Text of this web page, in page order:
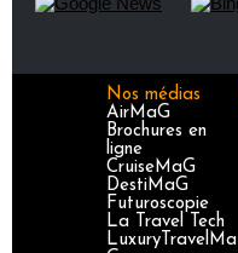
Nos médias
AirMaG
Brochures en
ligne
CruiseMaG
DestiMaG
Futuroscopie
La Travel Tech
LuxuryTravelMa